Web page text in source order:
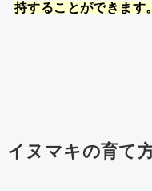
持することができます。
イヌマキの育て